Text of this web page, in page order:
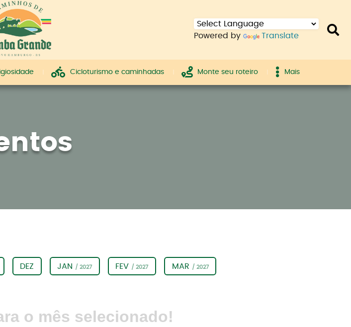
Powered by Translate
Cicloturismo e caminhadas Monte seu roteiro Mais
DEZ JAN / 2027 FEV / 2027 MAR / 2027
o mês selecionado!